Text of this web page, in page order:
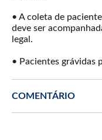
• A coleta de
deve ser
legal.
• Pacientes grávidas
COMENTÁRIO